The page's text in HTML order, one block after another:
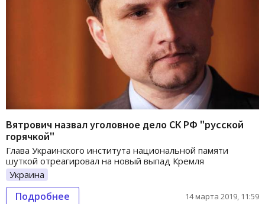
Вятрович назвал уголовное дело СК РФ "русской
горячкой"
Глава Украинского института национальной памяти
шуткой отреагировал на новый выпад Кремля
Украина
Подробнее 14 марта 2019, 11:59